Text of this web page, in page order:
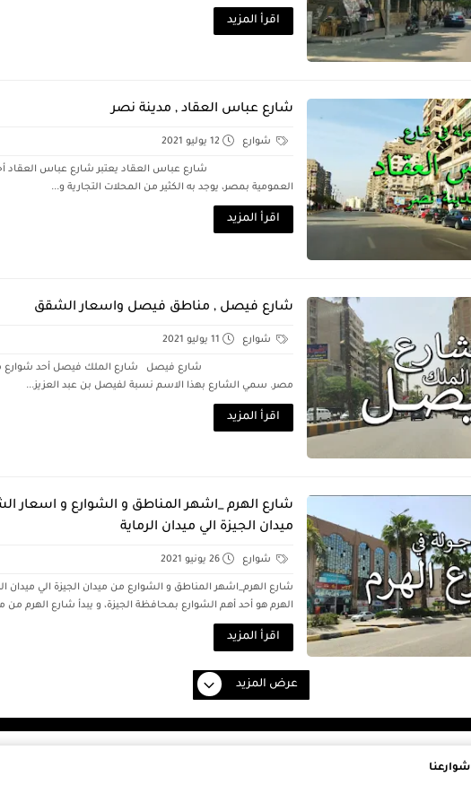
اقرأ المزيد
شارع عباس العقاد , مدينة نصر
شوارع 12 يوليو 2021
شارع عباس العقاد يعتبر شارع عباس العقاد أحد
العمومية بمصر، يوجد به الكثير من المحلات التجارية و...
اقرأ المزيد
شارع فيصل , مناطق فيصل واسعار الشقق
شوارع 11 يوليو 2021
شارع فيصل شارع الملك فيصل أحد شوارع
مصر. سمي الشارع بهذا الاسم نسبة لفيصل بن عبد العزيز...
اقرأ المزيد
شارع الهرم _اشهر المناطق و الشوارع و اسعار
ميدان الجيزة الي ميدان الرماية
شوارع 26 يونيو 2021
شارع الهرم_اشهر المناطق و الشوارع من ميدان الجيزة الي ميدان
الهرم هو أحد أهم الشوارع بمحافظة الجيزة، و يبدأ شارع الهرم من
اقرأ المزيد
عرض المزيد
شوارعنا